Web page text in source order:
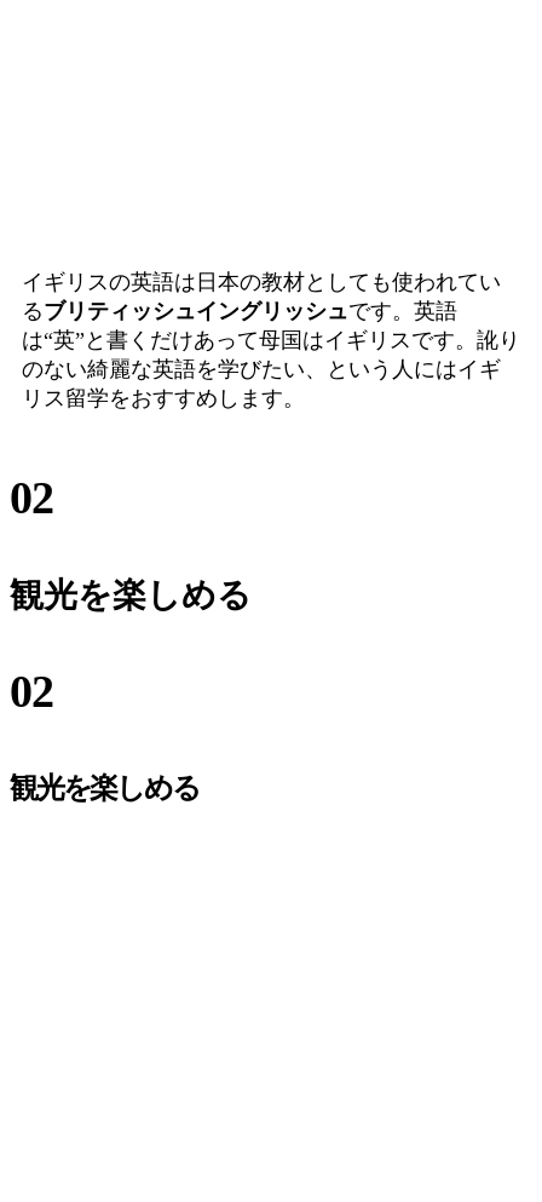
イギリスの英語は日本の教材としても使われてい
るブリティッシュイングリッシュです。英語
は“英”と書くだけあって母国はイギリスです。 訛り
のない綺麗な英語を学びたい、という人にはイギ
リス留学をおすすめします。
02
観光を楽しめる
02
観光を楽しめる